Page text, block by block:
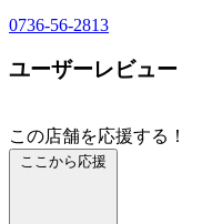
0736-56-2813
ユーザーレビュー
この店舗を応援する！
ここから応援